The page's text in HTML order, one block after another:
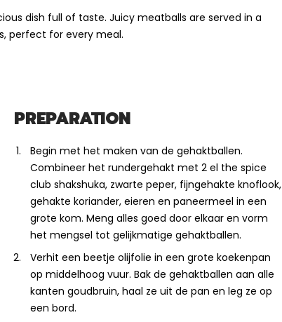
dish full of taste. Juicy meatballs are served in a
perfect for every meal.
PREPARATION
Begin met het maken van de gehaktballen.
Combineer het rundergehakt met 2 el the spice
club shakshuka, zwarte peper, fijngehakte knoflook,
gehakte koriander, eieren en paneermeel in een
grote kom. Meng alles goed door elkaar en vorm
het mengsel tot gelijkmatige gehaktballen.
Verhit een beetje olijfolie in een grote koekenpan
op middelhoog vuur. Bak de gehaktballen aan alle
kanten goudbruin, haal ze uit de pan en leg ze op
een bord.